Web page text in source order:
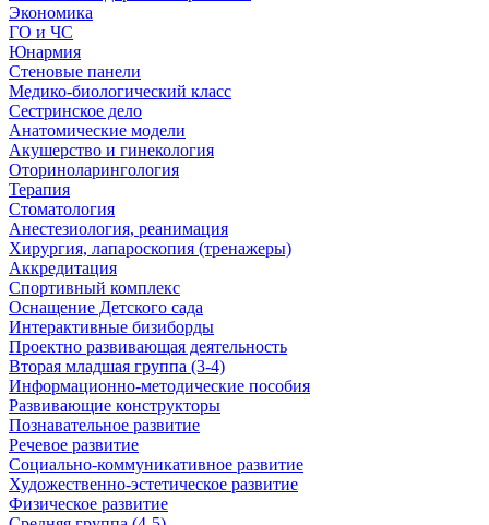
Экономика
ГО и ЧС
Юнармия
Стеновые панели
Медико-биологический класс
Сестринское дело
Анатомические модели
Акушерство и гинекология
Оториноларингология
Терапия
Стоматология
Анестезиология, реанимация
Хирургия, лапароскопия (тренажеры)
Аккредитация
Спортивный комплекс
Оснащение Детского сада
Интерактивные бизиборды
Проектно развивающая деятельность
Вторая младшая группа (3-4)
Информационно-методические пособия
Развивающие конструкторы
Познавательное развитие
Речевое развитие
Социально-коммуникативное развитие
Художественно-эстетическое развитие
Физическое развитие